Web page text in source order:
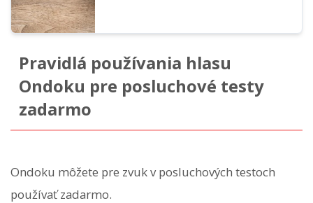
Pravidlá používania hlasu
Ondoku pre posluchové testy
zadarmo
Ondoku môžete pre zvuk v posluchových testoch
používať zadarmo.